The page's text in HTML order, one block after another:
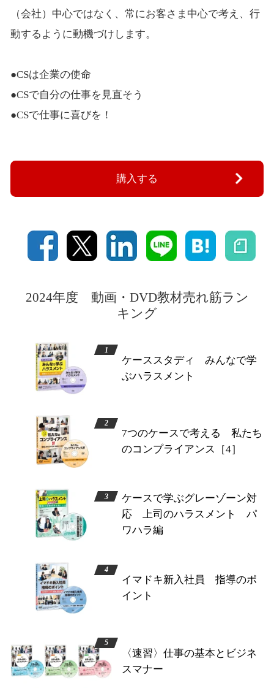
（会社）中心ではなく、常にお客さま中心で考え、行
動するように動機づけします。
●CSは企業の使命
●CSで自分の仕事を見直そう
●CSで仕事に喜びを！
購入する
2024年度 動画・DVD教材売れ筋ラン
キング
ケーススタディ みんなで学
ぶハラスメント
7つのケースで考える 私たち
のコンプライアンス［4］
ケースで学ぶグレーゾーン対
応 上司のハラスメント パ
ワハラ編
イマドキ新入社員 指導のポ
イント
〈速習〉仕事の基本とビジネ
スマナー